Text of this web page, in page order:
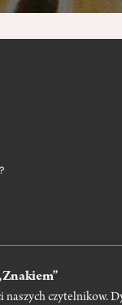
naszych czytelnikow.